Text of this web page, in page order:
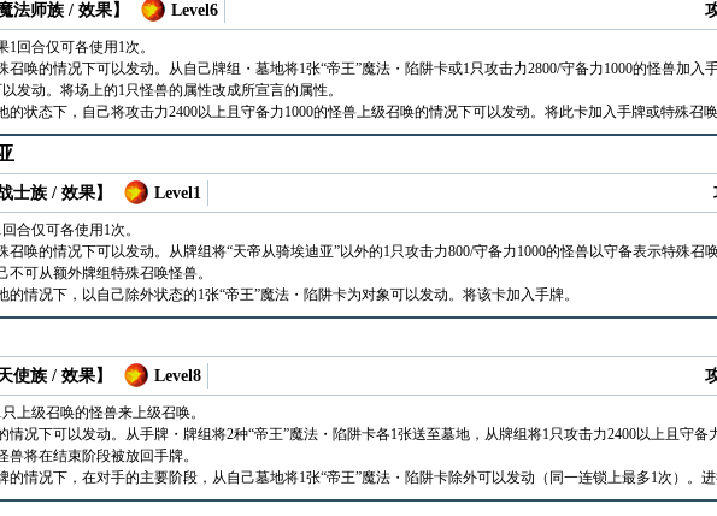
魔法师族 / 效果】 Level6
合仅可各使用1次。
唤的情况下可以发动。从自己牌组・墓地将1张“帝王”魔法・陷阱卡或1只攻击力2800/守备力1000的怪兽加入手
发动。将场上的1只怪兽的属性改成所宣言的属性。
状态下，自己将攻击力2400以上且守备力1000的怪兽上级召唤的情况下可以发动。将此卡加入手牌或特殊召唤
战士族 / 效果】 Level1
合仅可各使用1次。
唤的情况下可以发动。从牌组将“天帝从骑埃迪亚”以外的1只攻击力800/守备力1000的怪兽以守备表示特殊召
不可从额外牌组特殊召唤怪兽。
情况下，以自己除外状态的1张“帝王”魔法・陷阱卡为对象可以发动。将该卡加入手牌。
天使族 / 效果】 Level8
上级召唤的怪兽来上级召唤。
况下可以发动。从手牌・牌组将2种“帝王”魔法・陷阱卡各1张送至墓地，从牌组将1只攻击力2400以上且守备
兽将在结束阶段被放回手牌。
情况下，在对手的主要阶段，从自己墓地将1张“帝王”魔法・陷阱卡除外可以发动（同一连锁上最多1次）。进